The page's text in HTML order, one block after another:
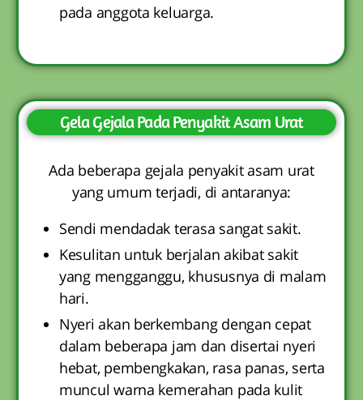
pada anggota keluarga.
Gela Gejala Pada Penyakit Asam Urat
Ada beberapa gejala penyakit asam urat
yang umum terjadi, di antaranya:
Sendi mendadak terasa sangat sakit.
Kesulitan untuk berjalan akibat sakit
yang mengganggu, khususnya di malam
hari.
Nyeri akan berkembang dengan cepat
dalam beberapa jam dan disertai nyeri
hebat, pembengkakan, rasa panas, serta
muncul warna kemerahan pada kulit